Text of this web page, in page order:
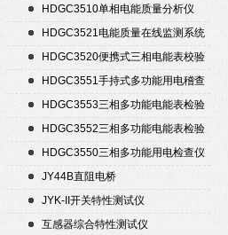
析仪
HDGC3510单相电能质量分析仪
HDGC3521电能质量在线监测系统
HDGC3520便携式三相电能表校验
仪
HDGC3551手持式多功能用电稽查
仪
HDGC3553三相多功能电能表检验
装置
HDGC3552三相多功能电能表检验
装置
HDGC3550三相多功能用电检查仪
JY44B直阻电桥
JYK-II开关特性测试仪
互感器综合特性测试仪